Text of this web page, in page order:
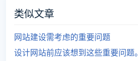
类似文章
网站建设需考虑的重要问题
设计网站前应该想到这些重要问题。